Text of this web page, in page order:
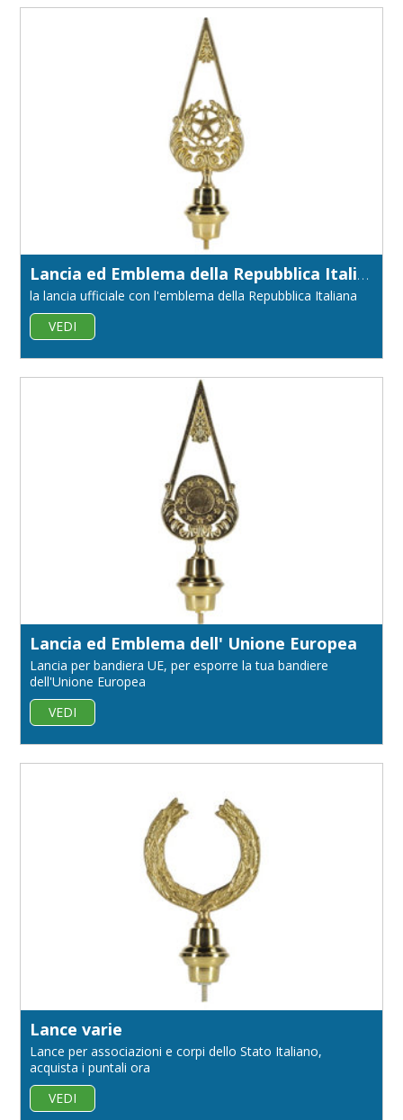
Lancia ed Emblema della Repubblica Italiana
la lancia ufficiale con l'emblema della Repubblica Italiana
VEDI
Lancia ed Emblema dell' Unione Europea
Lancia per bandiera UE, per esporre la tua bandiere
dell'Unione Europea
VEDI
Lance varie
Lance per associazioni e corpi dello Stato Italiano,
acquista i puntali ora
VEDI